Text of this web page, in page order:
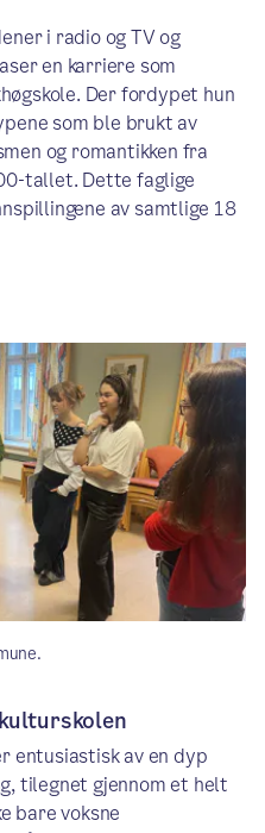
i radio og TV og
en karriere som
Der fordypet hun
som ble brukt av
og romantikken fra
tallet. Dette faglige
av samtlige 18
entusiastisk av en dyp
tilegnet gjennom et helt
bare voksne